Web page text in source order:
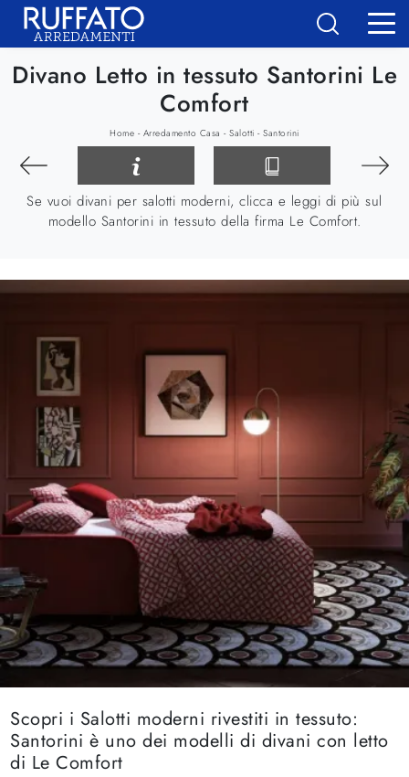
Divano Letto in tessuto Santorini Le
Comfort
Home - Arredamento Casa -Salotti -Santorini
Se vuoi divani per salotti moderni, clicca e leggi di più sul
modello Santorini in tessuto della firma Le Comfort.
Scopri i Salotti moderni rivestiti in tessuto:
Santorini è uno dei modelli di divani con letto
di Le Comfort